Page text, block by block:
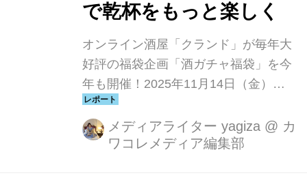
で乾杯をもっと楽しく
オンライン酒屋「クランド」が毎年大
好評の福袋企画「酒ガチャ福袋」を今
年も開催！2025年11月14日（金）か
ら2026年1月15日（木）までの期間限
定で登場する「酒ガチャ福袋 2026」
は、過去最大となる55種類の新商品を
メディアライター yagiza @ カ
ワコレメディア編集部